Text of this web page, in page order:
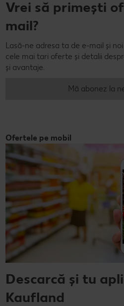
Vrei să primești
mail?
Lasă-ne adresa ta de e-mail și
cele mai tari oferte și detalii
și avantaje.
Mă abonez la
Ofertele pe mobil
Descarcă și tu
Kaufland